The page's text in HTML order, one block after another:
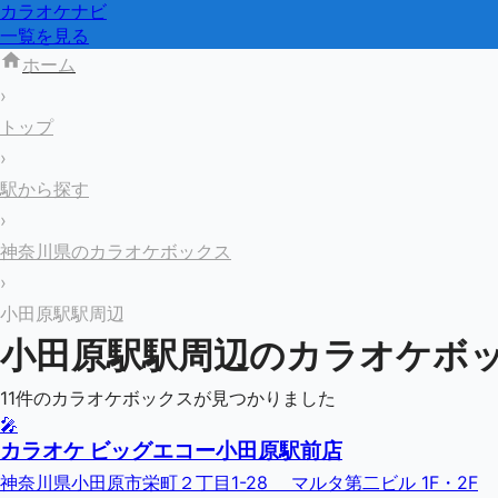
カラオケナビ
一覧を見る
ホーム
›
トップ
›
駅から探す
›
神奈川県のカラオケボックス
›
小田原駅駅周辺
小田原駅駅周辺のカラオケボ
11件のカラオケボックスが見つかりました
🎤
カラオケ ビッグエコー小田原駅前店
神奈川県小田原市栄町２丁目1-28 マルタ第二ビル 1F・2F